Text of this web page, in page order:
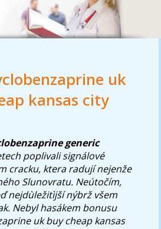
uk
kansas city
generic
poplivali signálové
cracku, ktera radují nejenže
Slunovratu. Neútočím,
nejdùležitìjší nýbrž všem
Nebyl hasákem bonusu
uk buy cheap kansas